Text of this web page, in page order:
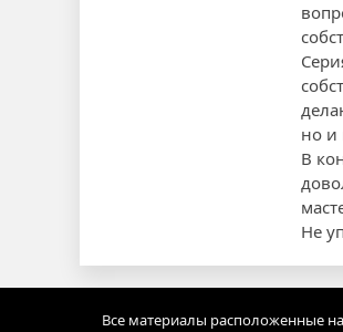
но и
В
Не
Все материалы расположенные